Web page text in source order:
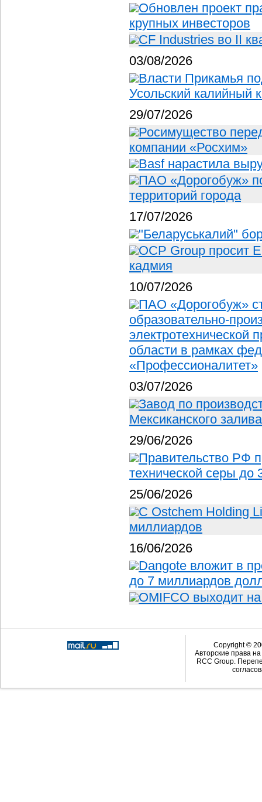
Обновлен проект
крупных инвесторов
CF Industries во II
03/08/2026
Власти Прикамья
Усольский
29/07/2026
Росимущество
компании «Росхим»
Basf нарастила
ПАО «Дорогобуж»
территорий города
17/07/2026
"Беларуськалий"
OCP Group просит
кадмия
10/07/2026
ПАО «Дорогобуж»
образовательно-
области в рамках
«Профессионалитет»
03/07/2026
Завод по
Мексиканского
29/06/2026
Правительство РФ
технической серы до
25/06/2026
С Ostchem Holding
миллиардов
16/06/2026
Dangote вложит в
до 7 миллиардов
OMIFCO выходит
Copyright ©
Авторские права
RCC Group.